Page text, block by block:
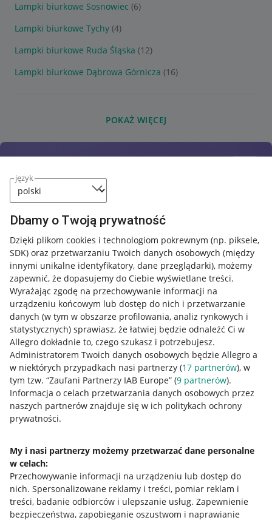
język
Dbamy o Twoją prywatność
Dzięki plikom cookies i technologiom pokrewnym (np. piksele,
SDK) oraz przetwarzaniu Twoich danych osobowych (między
innymi unikalne identyfikatory, dane przeglądarki), możemy
zapewnić, że dopasujemy do Ciebie wyświetlane treści.
Wyrażając zgodę na przechowywanie informacji na
urządzeniu końcowym lub dostęp do nich i przetwarzanie
danych (w tym w obszarze profilowania, analiz rynkowych i
statystycznych) sprawiasz, że łatwiej będzie odnaleźć Ci w
Allegro dokładnie to, czego szukasz i potrzebujesz.
Administratorem Twoich danych osobowych będzie Allegro a
w niektórych przypadkach nasi partnerzy (17 partnerów), w
tym tzw. “Zaufani Partnerzy IAB Europe” (9 partnerów).
Informacja o celach przetwarzania danych osobowych przez
naszych partnerów znajduje się w ich politykach ochrony
prywatności.
My i nasi partnerzy możemy przetwarzać dane personalne
w celach:
Przechowywanie informacji na urządzeniu lub dostęp do
nich. Spersonalizowane reklamy i treści, pomiar reklam i
treści, badanie odbiorców i ulepszanie usług. Zapewnienie
bezpieczeństwa, zapobieganie oszustwom i naprawianie
Lampki biurkowe Sosnowiec (6)
Lampki biurkowe Tychy (4)
Lampki biurkowe Ruda Śląska (12)
Lampki biurkowe Dąbrowa Górnicza (16)
POKAŻ WIĘCEJ
Przydatne informacje
Jak to działa
Allegro Gadane dla sprzedających
Allegro Gadane dla kupujących
Mapa miejscowości